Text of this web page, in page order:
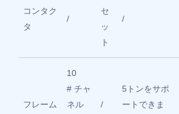
コンタク
タ
/
セ
ッ
ト
/
フレーム
10
# チャ
ネル
/
5トンをサポ
ートできま